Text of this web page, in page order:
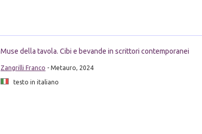
Muse della tavola. Cibi e bevande in scrittori contemporanei
Zangrilli Franco - Metauro, 2024
testo in italiano